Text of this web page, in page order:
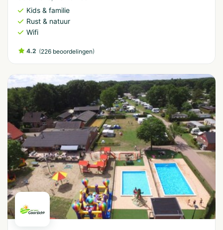
Kids & familie
Rust & natuur
Wifi
4.2 (226 beoordelingen)